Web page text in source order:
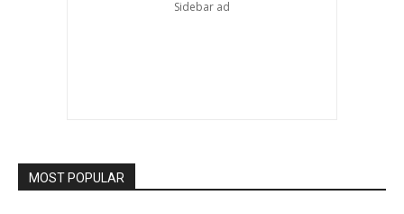
MOST POPULAR